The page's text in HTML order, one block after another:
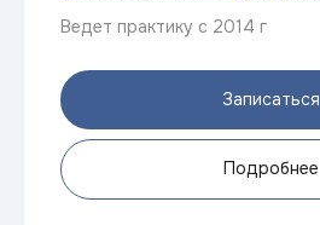
Ведет практику с 2014 г
Записаться
Подробнее